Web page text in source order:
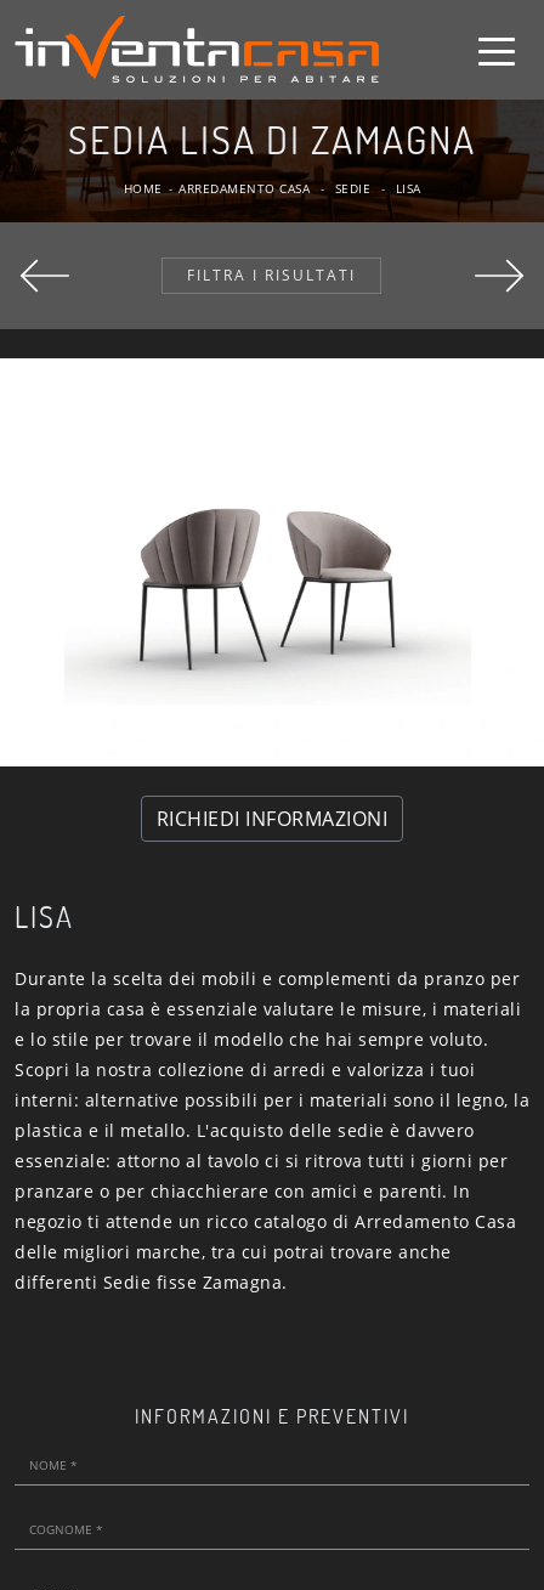
SEDIA LISA DI ZAMAGNA
HOME - ARREDAMENTO CASA - SEDIE - LISA
FILTRA I RISULTATI
RICHIEDI INFORMAZIONI
LISA
Durante la scelta dei mobili e complementi da pranzo per
la propria casa è essenziale valutare le misure, i materiali
e lo stile per trovare il modello che hai sempre voluto.
Scopri la nostra collezione di arredi e valorizza i tuoi
interni: alternative possibili per i materiali sono il legno, la
plastica e il metallo. L'acquisto delle sedie è davvero
essenziale: attorno al tavolo ci si ritrova tutti i giorni per
pranzare o per chiacchierare con amici e parenti. In
negozio ti attende un ricco catalogo di Arredamento Casa
delle migliori marche, tra cui potrai trovare anche
differenti Sedie fisse Zamagna.
INFORMAZIONI E PREVENTIVI